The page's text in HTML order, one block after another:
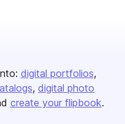
digital portfolios
digital photo
create your flipbook.